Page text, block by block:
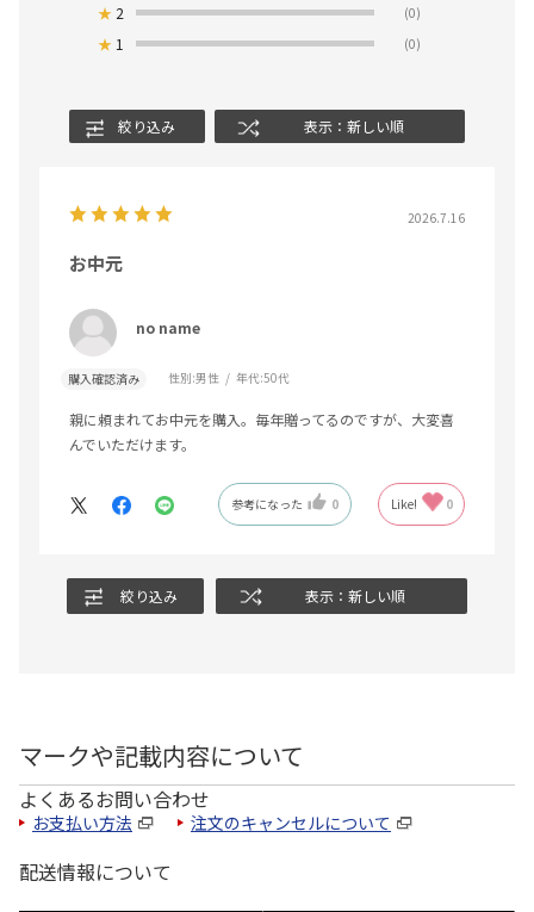
★ 2 (0)
★ 1 (0)
絞り込み 表示：新しい順
2026.7.16
お中元
no name
購入確認済み 性別:男性 年代:50代
親に頼まれてお中元を購入。毎年贈ってるのですが、大変喜
んでいただけます。
参考になった 0 Like! 0
絞り込み 表示：新しい順
マークや記載内容について
よくあるお問い合わせ
お支払い方法 注文のキャンセルについて
配送情報について